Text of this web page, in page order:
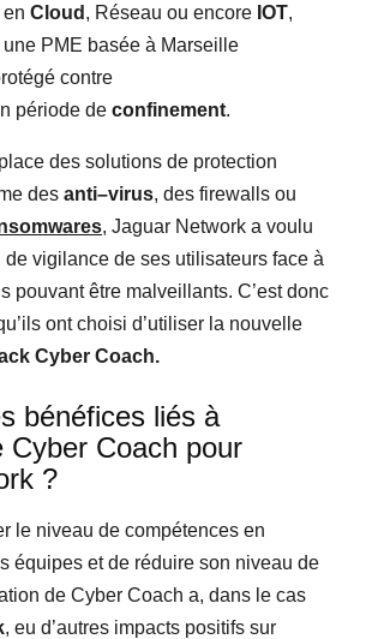
Cloud , Réseau ou encore IOT,
PME basée à Marseille
contre
période de confinement.
des solutions de protection
des anti–virus, des firewalls ou
, Jaguar Network a voulu
de vigilance de ses utilisateurs face à
pouvant être malveillants. C’est donc
ont choisi d’utiliser la nouvelle
Cyber Coach.
bénéfices liés à
Cyber Coach pour
?
le niveau de compétences en
équipes et de réduire son niveau de
de Cyber Coach a, dans le cas
, eu d’autres impacts positifs sur